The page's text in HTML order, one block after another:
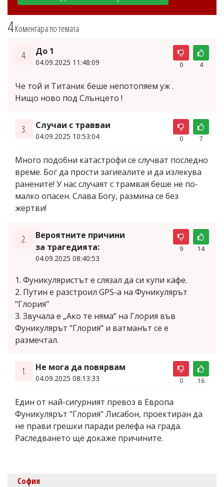
4Коментара по темата
4. До 1
04.09.2025 11:48:09 0 4
Че той и Титаник беше непотопяем уж .
Нищо ново под Слънцето !
3. Случаи с травваи
04.09.2025 10:53:04 0 7
Много подобни катастрофи се случват последно
време. Бог да прости загиеалите и да излекува
ранените! У нас случаят с трамвая беше не по-
малко опасен. Слава Богу, размина се без
жертви!
2.
Вероятните причини
за трагедията:
04.09.2025 08:40:53
9 14
1. Фуникуляристът е слязал да си купи кафе.
2. Путин е разстроил GPS-а на Фуникулярът
"Глория"
3. Звучала е „Ако те няма“ на Глория във
Фуникулярът "Глория" и ватманът се е
размечтал.
1. Не мога да повярвам
04.09.2025 08:13:33 0 16
Един от най-сигурният превоз в Европа
Фуникулярът "Глория" Лисабон, проектиран да
не прави грешки паради релефа на града.
Раследването ще докаже причините.
София